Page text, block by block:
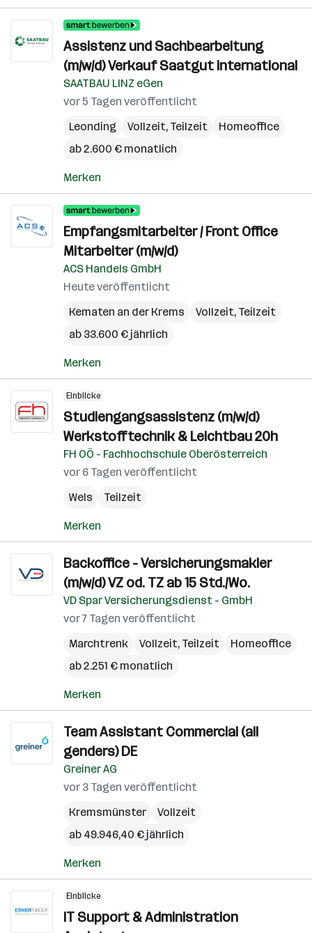
Assistenz und Sachbearbeitung
(m/w/d) Verkauf Saatgut international
SAATBAU LINZ eGen
vor 5 Tagen veröffentlicht
Leonding
Vollzeit, Teilzeit
Homeoffice
ab 2.600 € monatlich
Merken
Empfangsmitarbeiter / Front Office
Mitarbeiter (m/w/d)
ACS Handels GmbH
Heute veröffentlicht
Kematen an der Krems
Vollzeit, Teilzeit
ab 33.600 € jährlich
Merken
Einblicke
Studiengangsassistenz (m/w/d)
Werkstofftechnik & Leichtbau 20h
FH OÖ - Fachhochschule Oberösterreich
vor 6 Tagen veröffentlicht
Wels
Teilzeit
Merken
Backoffice - Versicherungsmakler
(m/w/d) VZ od. TZ ab 15 Std./Wo.
VD Spar Versicherungsdienst - GmbH
vor 7 Tagen veröffentlicht
Marchtrenk
Vollzeit, Teilzeit
Homeoffice
ab 2.251 € monatlich
Merken
Team Assistant Commercial (all
genders) DE
Greiner AG
vor 3 Tagen veröffentlicht
Kremsmünster
Vollzeit
ab 49.946,40 € jährlich
Merken
Einblicke
IT Support & Administration